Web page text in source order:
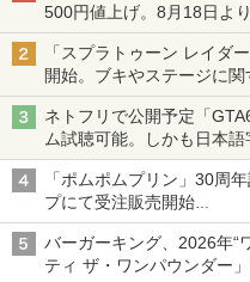
500円値上げ。8月18日よ
「スプラトゥーン レイダ
開始。ブキやステージに
ネトフリで公開予定「
ム試聴可能。しかも日本語
Netflixから公式回答あり
「ポムポムプリン」30周
プにて受注販売開始
「おもちもちもちクッシ
バーガーキング、2026年“
ティ ザ・ワンパウンダー